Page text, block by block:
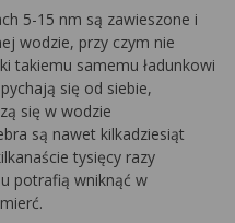
5-15 nm są zawieszone i
wodzie, przy czym nie
takiemu samemu ładunkowi
się od siebie,
się w wodzie
są nawet kilkadziesiąt
tysięcy razy
potrafią wniknąć w